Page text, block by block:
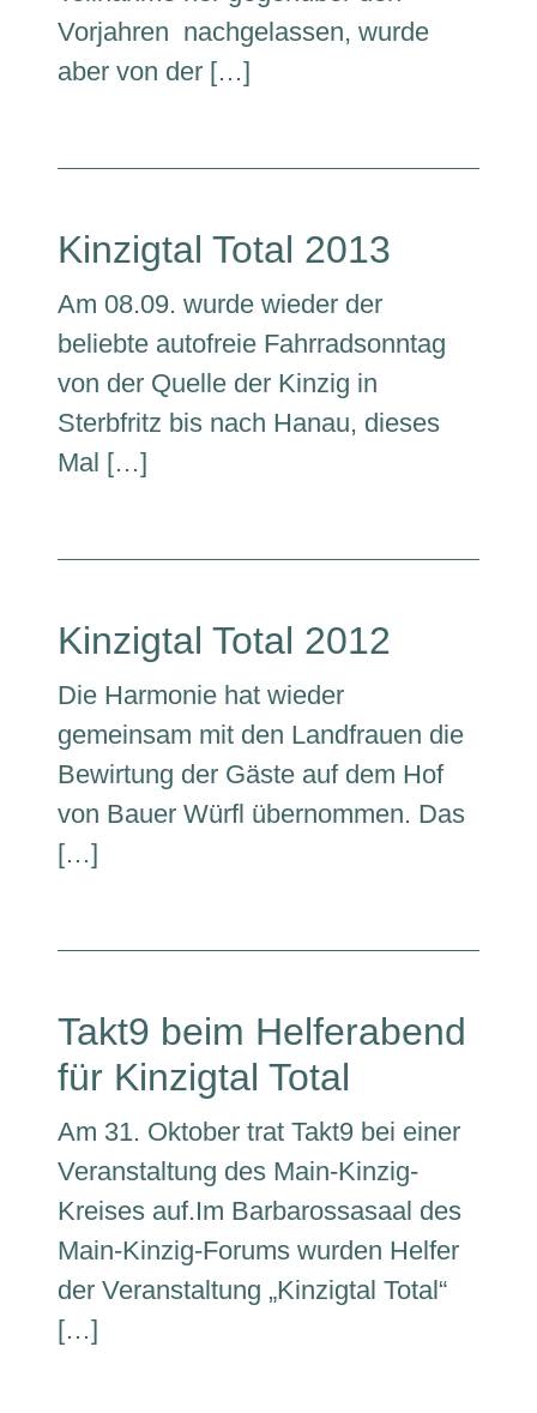
Vorjahren nachgelassen, wurde
aber von der […]
Kinzigtal Total 2013
Am 08.09. wurde wieder der
beliebte autofreie Fahrradsonntag
von der Quelle der Kinzig in
Sterbfritz bis nach Hanau, dieses
Mal […]
Kinzigtal Total 2012
Die Harmonie hat wieder
gemeinsam mit den Landfrauen die
Bewirtung der Gäste auf dem Hof
von Bauer Würfl übernommen. Das
[…]
Takt9 beim Helferabend
für Kinzigtal Total
Am 31. Oktober trat Takt9 bei einer
Veranstaltung des Main-Kinzig-
Kreises auf.Im Barbarossasaal des
Main-Kinzig-Forums wurden Helfer
der Veranstaltung „Kinzigtal Total“
[…]